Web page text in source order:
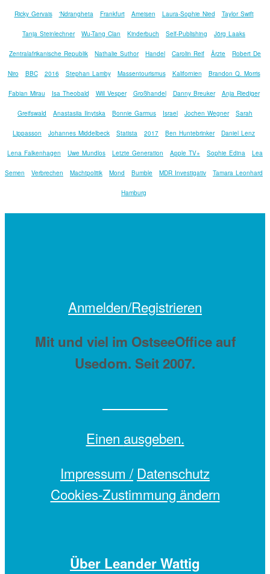
Ricky Gervais 'Ndrangheta Frankfurt Ameisen Laura-Sophie Nied Taylor Swift
Tanja Steinlechner Wu-Tang Clan Kinderbuch Self-Publishing Jörg Laaks
Zentralafrikanische Republik Nathalie Suthor Handel Carolin Reif Ärzte Robert De
Niro BBC 2016 Stephan Lamby Massentourismus Kalifornien Brandon Q. Morris
Fabian Mirau Isa Theobald Will Vesper Großhandel Danny Breuker Anja Riediger
Greifswald Anastasiia Ilnytska Bonnie Garmus Israel Jochen Wegner Sarah
Lippasson Johannes Middelbeck Statista 2017 Ben Huntebrinker Daniel Lenz
Lena Falkenhagen Uwe Mundlos Letzte Generation Apple TV+ Sophie Edina Lea
Semen Verbrechen Machtpolitik Mond Bumble MDR Investigativ Tamara Leonhard
Hamburg
Anmelden/Registrieren
Mit und viel im OstseeOffice auf
Usedom. Seit 2007.
Einen ausgeben.
Impressum / Datenschutz
Cookies-Zustimmung ändern
Über Leander Wattig